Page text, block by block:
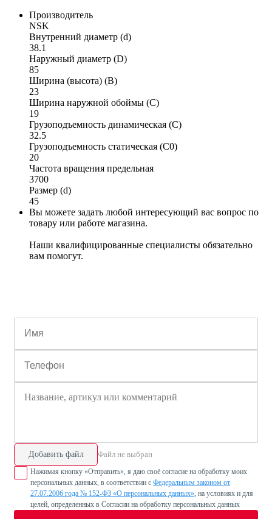
Производитель
NSK
Внутренний диаметр (d)
38.1
Наружный диаметр (D)
85
Ширина (высота) (B)
23
Ширина наружной обоймы (C)
19
Грузоподъемность динамическая (C)
32.5
Грузоподъемность статическая (C0)
20
Частота вращения предельная
3700
Размер (d)
45
Вы можете задать любой интересующий вас вопрос по
товару или работе магазина.
Наши квалифицированные специалисты обязательно
вам помогут.
Добавить файл Файл не выбран
Нажимая кнопку «Отправить», я даю своё согласие на обработку моих
персональных данных, в соответствии с Федеральным законом от
27.07.2006 года № 152-ФЗ «О персональных данных», на условиях и для
целей, определенных в Согласии на обработку персональных данных